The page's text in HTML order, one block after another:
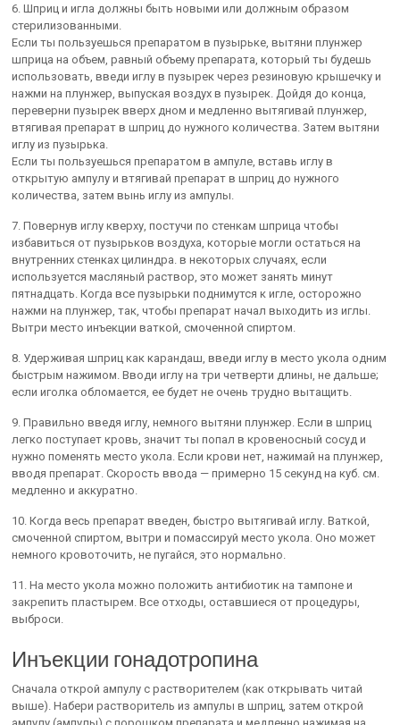
6. Шприц и игла должны быть новыми или должным образом
стерилизованными.
Если ты пользуешься препаратом в пузырьке, вытяни плунжер
шприца на объем, равный объему препарата, который ты будешь
использовать, введи иглу в пузырек через резиновую крышечку и
нажми на плунжер, выпуская воздух в пузырек. Дойдя до конца,
переверни пузырек вверх дном и медленно вытягивай плунжер,
втягивая препарат в шприц до нужного количества. Затем вытяни
иглу из пузырька.
Если ты пользуешься препаратом в ампуле, вставь иглу в
открытую ампулу и втягивай препарат в шприц до нужного
количества, затем вынь иглу из ампулы.
7. Повернув иглу кверху, постучи по стенкам шприца чтобы
избавиться от пузырьков воздуха, которые могли остаться на
внутренних стенках цилиндра. в некоторых случаях, если
используется масляный раствор, это может занять минут
пятнадцать. Когда все пузырьки поднимутся к игле, осторожно
нажми на плунжер, так, чтобы препарат начал выходить из иглы.
Вытри место инъекции ваткой, смоченной спиртом.
8. Удерживая шприц как карандаш, введи иглу в место укола одним
быстрым нажимом. Вводи иглу на три четверти длины, не дальше;
если иголка обломается, ее будет не очень трудно вытащить.
9. Правильно введя иглу, немного вытяни плунжер. Если в шприц
легко поступает кровь, значит ты попал в кровеносный сосуд и
нужно поменять место укола. Если крови нет, нажимай на плунжер,
вводя препарат. Скорость ввода — примерно 15 секунд на куб. см.
медленно и аккуратно.
10. Когда весь препарат введен, быстро вытягивай иглу. Ваткой,
смоченной спиртом, вытри и помассируй место укола. Оно может
немного кровоточить, не пугайся, это нормально.
11. На место укола можно положить антибиотик на тампоне и
закрепить пластырем. Все отходы, оставшиеся от процедуры,
выброси.
Инъекции гонадотропина
Сначала открой ампулу с растворителем (как открывать читай
выше). Набери растворитель из ампулы в шприц, затем открой